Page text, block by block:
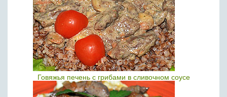
Говяжья печень с грибами в сливочном соусе